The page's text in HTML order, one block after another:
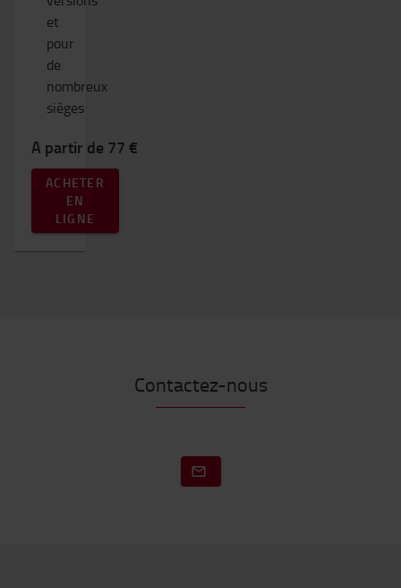
et
pour
de
nombreux
sièges
A partir de 77 €
ACHETER
EN
LIGNE
Contactez-nous